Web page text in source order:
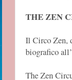
THE ZEN
Il Circo Zen,
biografico
The Zen